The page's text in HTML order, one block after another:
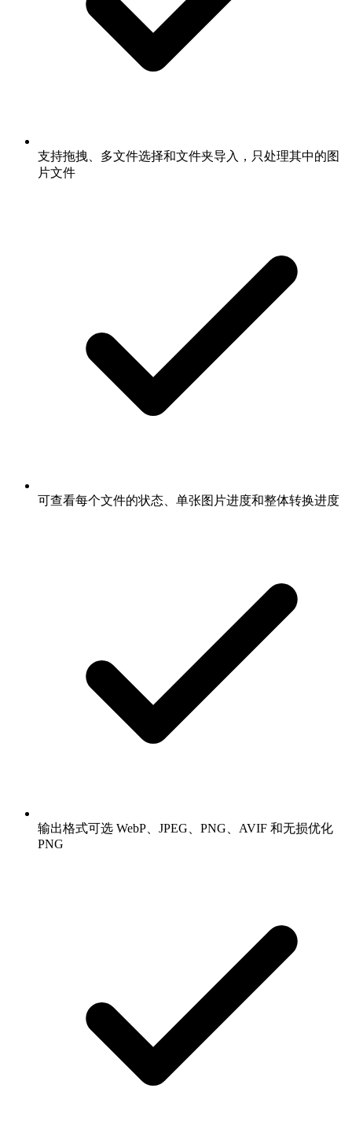
支持拖拽、多文件选择和文件夹导入，只处理其中的图
片文件
可查看每个文件的状态、单张图片进度和整体转换进度
输出格式可选 WebP、JPEG、PNG、AVIF 和无损优化
PNG